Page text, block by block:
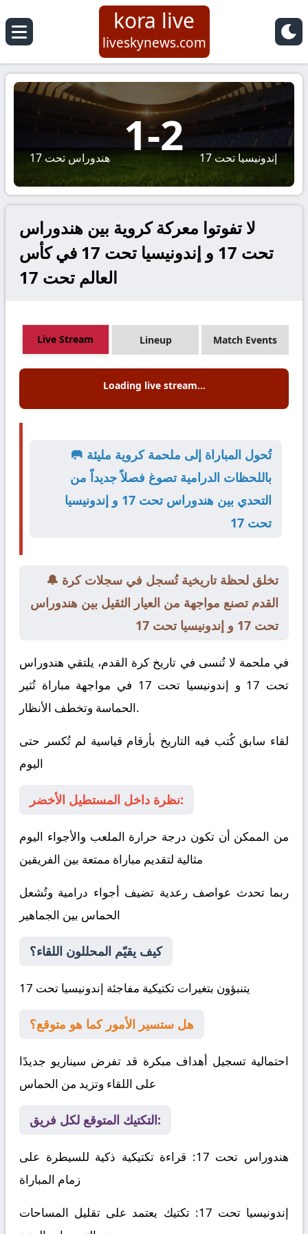
kora live
liveskynews.com
هندوراس تحت 17 1-2 إندونيسيا تحت 17
لا تفوتوا معركة كروية بين هندوراس
تحت 17 و إندونيسيا تحت 17 في كأس
العالم تحت 17
Live Stream Lineup Match Events
Loading live stream...
🥅 تُحول المباراة إلى ملحمة كروية مليئة
باللحظات الدرامية تصوغ فصلاً جديداً من
التحدي بين هندوراس تحت 17 و إندونيسيا
تحت 17
🔔 تخلق لحظة تاريخية تُسجل في سجلات كرة
القدم تصنع مواجهة من العيار الثقيل بين هندوراس
تحت 17 و إندونيسيا تحت 17
في ملحمة لا تُنسى في تاريخ كرة القدم، يلتقي هندوراس
تحت 17
و إندونيسيا تحت 17
في مواجهة مباراة تُثير
الحماسة وتخطف الأنظار.
لقاء سابق كُتب فيه التاريخ بأرقام قياسية لم تُكسر حتى
اليوم
نظرة داخل المستطيل الأخضر:
من الممكن أن تكون درجة حرارة الملعب والأجواء اليوم
مثالية لتقديم مباراة ممتعة بين الفريقين
ربما تحدث عواصف رعدية تضيف أجواء درامية وتُشعل
الحماس بين الجماهير
كيف يقيّم المحللون اللقاء؟
يتنبؤون بتغيرات تكتيكية مفاجئة إندونيسيا تحت 17
هل ستسير الأمور كما هو متوقع؟
احتمالية تسجيل أهداف مبكرة قد تفرض سيناريو جديدًا
على اللقاء وتزيد من الحماس
التكتيك المتوقع لكل فريق:
هندوراس تحت 17
: قراءة تكتيكية ذكية للسيطرة على
زمام المباراة
إندونيسيا تحت 17
: تكتيك يعتمد على تقليل المساحات